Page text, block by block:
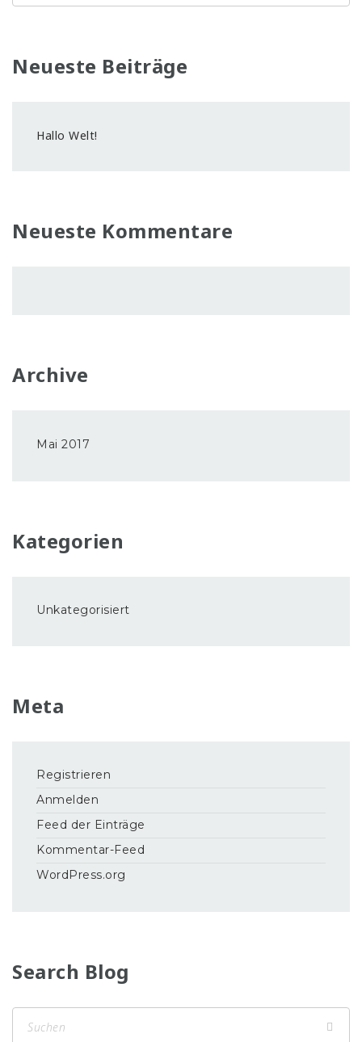
Neueste Beiträge
Hallo Welt!
Neueste Kommentare
Archive
Mai 2017
Kategorien
Unkategorisiert
Meta
Registrieren
Anmelden
Feed der Einträge
Kommentar-Feed
WordPress.org
Search Blog